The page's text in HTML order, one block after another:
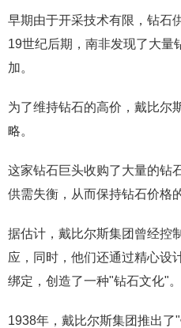
早期由于开采技术有限，钻石
19世纪后期，南非发现了大量
加。
为了维持钻石的高价，戴比尔
略。
这家钻石巨头收购了大量的钻
供需失衡，从而保持钻石价格
据估计，戴比尔斯集团曾经控
应，同时，他们还通过精心设
绑定，创造了一种"钻石文化"。
1938年，戴比尔斯集团推出